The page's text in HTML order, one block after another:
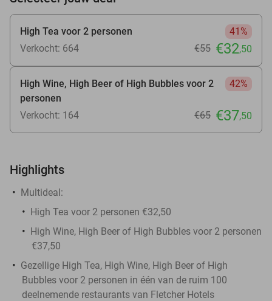
High Tea voor 2 personen
41%
Verkocht: 664
€55 €32,50
High Wine, High Beer of High Bubbles voor 2
personen
42%
Verkocht: 164 €65 €37,50
Highlights
Multideal:
High Tea voor 2 personen €32,50
High Wine, High Beer of High Bubbles voor 2 personen
€37,50
Gezellige High Tea, High Wine, High Beer of High
Bubbles voor 2 personen in één van de ruim 100
deelnemende restaurants van Fletcher Hotels